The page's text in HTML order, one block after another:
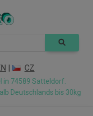
| CZ
in 74589 Satteldorf.
Deutschlands bis 30kg